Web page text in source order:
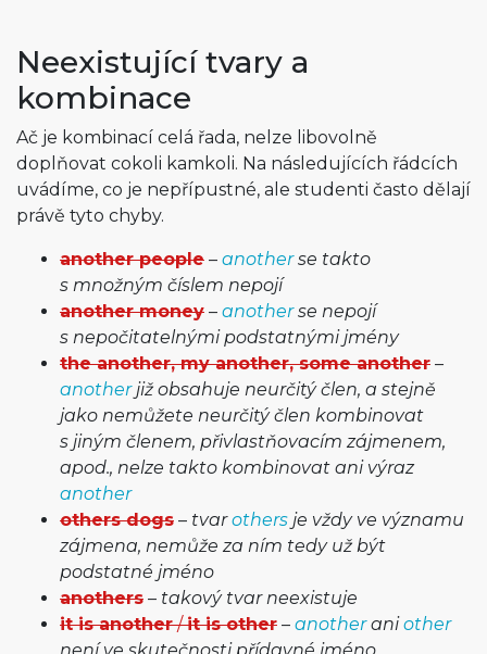
Neexistující tvary a
kombinace
Ač je kombinací celá řada, nelze libovolně
doplňovat cokoli kamkoli. Na následujících řádcích
uvádíme, co je nepřípustné, ale studenti často dělají
právě tyto chyby.
another people – anotherse takto
s množným číslem nepojí
another money – anotherse nepojí
s nepočitatelnými podstatnými jmény
the another, my another, some another –
anotherjiž obsahuje neurčitý člen, a stejně
jako nemůžete neurčitý člen kombinovat
s jiným členem, přivlastňovacím zájmenem,
apod., nelze takto kombinovat ani výraz
another
others dogs – tvarothers je vždy ve významu
zájmena, nemůže za ním tedy už být
podstatné jméno
anothers – takový tvar neexistuje
it is another/it is other – anotheraniother